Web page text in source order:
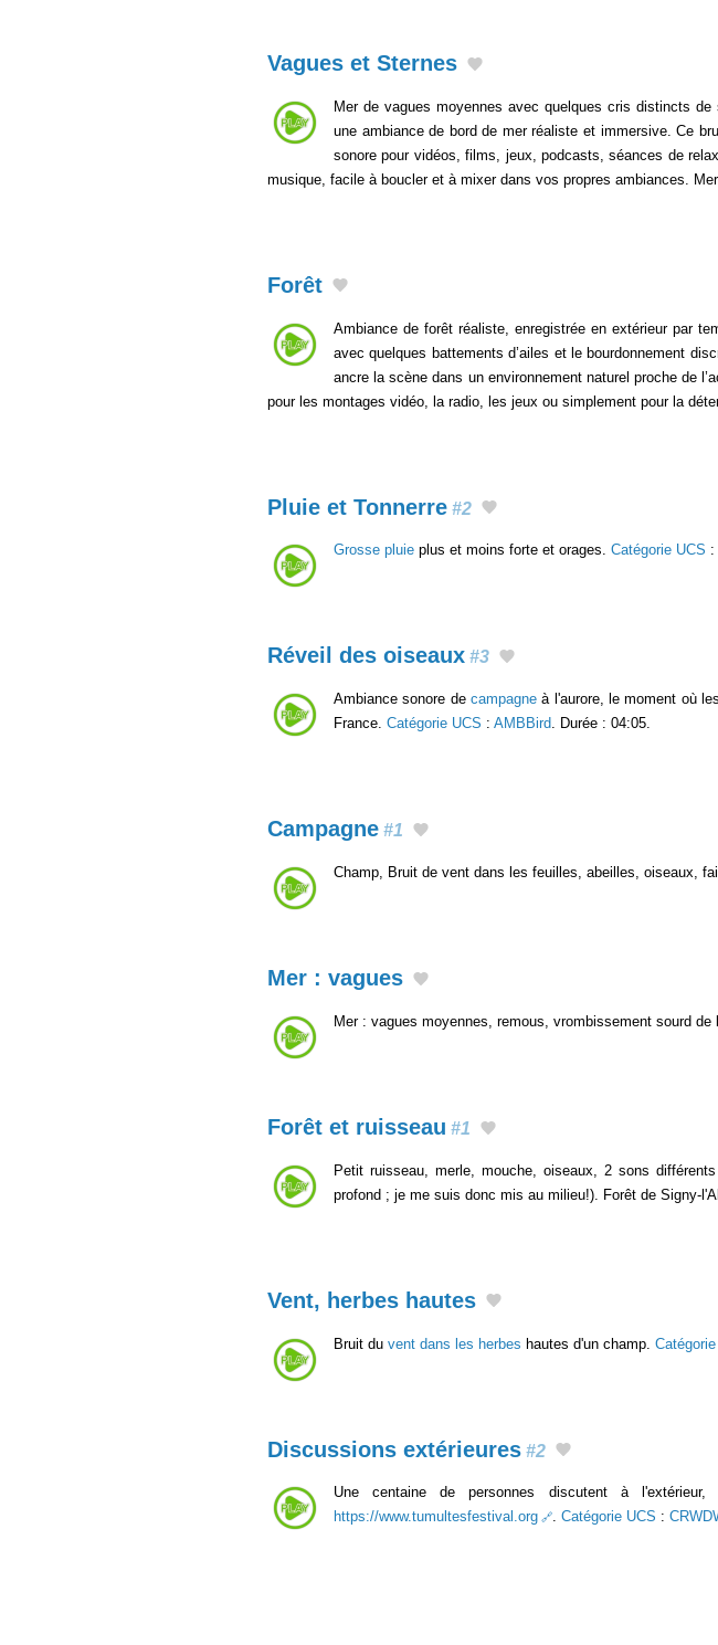
Vagues et Sternes
Mer de vagues moyennes avec quelques cris distincts
une ambiance de bord de mer réaliste et immersive. Ce
sonore pour vidéos, films, jeux, podcasts, séances de
musique, facile à boucler et à mixer dans vos propres ambiances.
Forêt
Ambiance de forêt réaliste, enregistrée en extérieur par
avec quelques battements d’ailes et le bourdonnement
ancre la scène dans un environnement naturel proche de
pour les montages vidéo, la radio, les jeux ou simplement pour la
Pluie et Tonnerre #2
Grosse pluie plus et moins forte et orages. Catégorie UCS :
Réveil des oiseaux #3
Ambiance sonore decampagne à l'aurore, le moment où
France. Catégorie UCS : AMBBird. Durée : 04:05.
Campagne #1
Champ, Bruit de vent dans les feuilles, abeilles, oiseaux,
Mer : vagues
Mer : vagues moyennes, remous, vrombissement sourd de
Forêt et ruisseau #1
Petit ruisseau, merle, mouche, oiseaux, 2 sons
profond ; je me suis donc mis au milieu!). Forêt de Signy-
Vent, herbes hautes
Bruit du vent dans les herbes hautes d'un champ.
Discussions extérieures #2
Une centaine de personnes discutent à
https://www.tumultesfestival.org
. Catégorie UCS :